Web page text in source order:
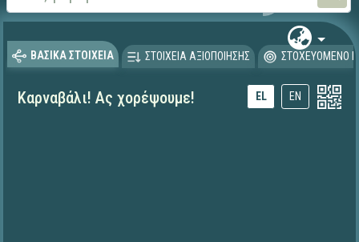
ΒΑΣΙΚΑ ΣΤΟΙΧΕΙΑ ΣΤΟΙΧΕΙΑ ΑΞΙΟΠΟΙΗΣΗΣ ΣΤΟΧΕΥΟΜΕΝΟ
Καρναβάλι! Ας χορέψουμε! EL EN